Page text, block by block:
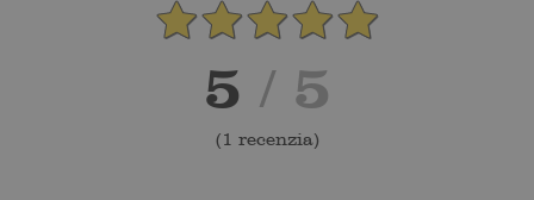
5 / 5
(1 recenzia)